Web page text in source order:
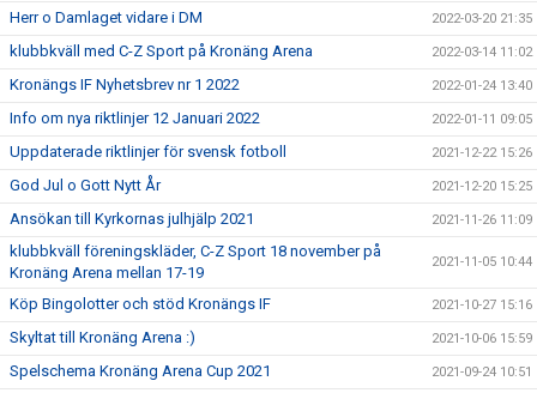
Herr o Damlaget vidare i DM 2022-03-20 21:35
klubbkväll med C-Z Sport på Kronäng Arena 2022-03-14 11:02
Kronängs IF Nyhetsbrev nr 1 2022 2022-01-24 13:40
Info om nya riktlinjer 12 Januari 2022 2022-01-11 09:05
Uppdaterade riktlinjer för svensk fotboll 2021-12-22 15:26
God Jul o Gott Nytt År 2021-12-20 15:25
Ansökan till Kyrkornas julhjälp 2021 2021-11-26 11:09
klubbkväll föreningskläder, C-Z Sport 18 november på
Kronäng Arena mellan 17-19
2021-11-05 10:44
Köp Bingolotter och stöd Kronängs IF 2021-10-27 15:16
Skyltat till Kronäng Arena :) 2021-10-06 15:59
Spelschema Kronäng Arena Cup 2021 2021-09-24 10:51